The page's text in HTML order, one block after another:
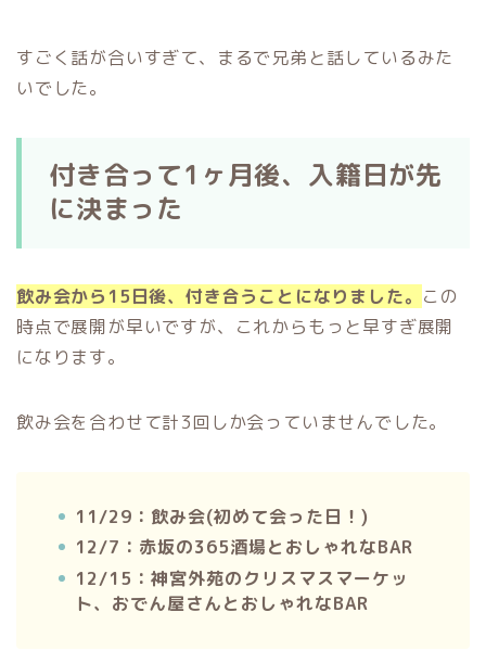
すごく話が合いすぎて、まるで兄弟と話しているみた
いでした。
付き合って1ヶ月後、入籍日が先
に決まった
飲み会から15日後、付き合うことになりました。 この
時点で展開が早いですが、これからもっと早すぎ展開
になります。
飲み会を合わせて計3回しか会っていませんでした。
11/29：飲み会(初めて会った日！)
12/7：赤坂の365酒場とおしゃれなBAR
12/15：神宮外苑のクリスマスマーケッ
ト、おでん屋さんとおしゃれなBAR